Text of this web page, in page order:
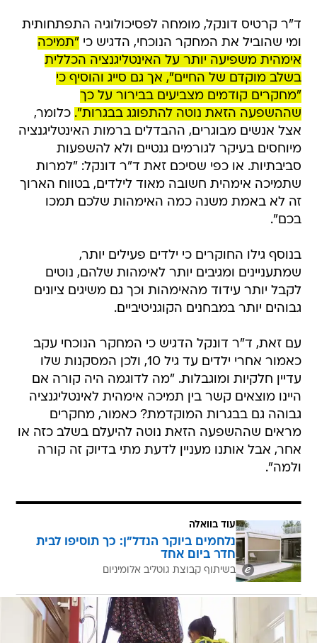
ד"ר קרטיס דונקל, מומחה לפסיכולוגיה התפתחותית
ומי שהוביל את המחקר הנוכחי, הדגיש כי "תמיכה
אימהית משפיעה יותר על האינטליגנציה הכללית
בשלב מוקדם של החיים", אך גם סייג והוסיף כי
"מחקרים קודמים מצביעים בבירור על כך
שההשפעה הזאת נוטה להתפוגג בבגרות". כלומר,
אצל אנשים מבוגרים, ההבדלים ברמות האינטליגנציה
מיוחסים בעיקר לגורמים גנטיים ולא להשפעות
סביבתיות. או כפי שסיכם זאת ד"ר דונקל: "למרות
שתמיכה אימהית חשובה מאוד לילדים, בטווח הארוך
זה לא באמת משנה כמה האימהות שלכם תמכו
בכם".
בנוסף גילו החוקרים כי ילדים פעילים יותר,
שמתעניינים ומגיבים יותר לאימהות שלהם, נוטים
לקבל יותר עידוד מהאימהות וכך גם משיגים ציונים
גבוהים יותר במבחנים הקוגניטיביים.
עם זאת, ד"ר דונקל הדגיש כי המחקר הנוכחי עקב
כאמור אחרי ילדים עד גיל 10, ולכן המסקנות שלו
עדיין חלקיות ומוגבלות. "מה לדוגמה היה קורה אם
היינו מוצאים קשר בין תמיכה אימהית לאינטליגנציה
גבוהה גם בבגרות המוקדמת? כאמור, מחקרים
מראים שההשפעה הזאת נוטה להיעלם בשלב כזה או
אחר, אבל אותנו מעניין לדעת מתי בדיוק זה קורה
ולמה".
עוד בוואלה
נלחמים ביוקר הנדל"ן: כך תוסיפו לבית
חדר ביום אחד
בשיתוף קבוצת גוטליב אלומיניום